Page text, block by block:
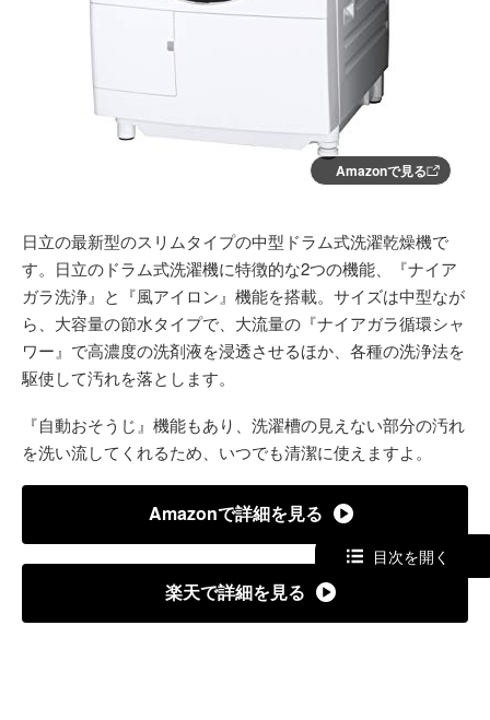
Amazonで見る
日立の最新型のスリムタイプの中型ドラム式洗濯乾燥機で
す。日立のドラム式洗濯機に特徴的な2つの機能、『ナイア
ガラ洗浄』と『風アイロン』機能を搭載。サイズは中型なが
ら、大容量の節水タイプで、大流量の『ナイアガラ循環シャ
ワー』で高濃度の洗剤液を浸透させるほか、各種の洗浄法を
駆使して汚れを落とします。
『自動おそうじ』機能もあり、洗濯槽の見えない部分の汚れ
を洗い流してくれるため、いつでも清潔に使えますよ。
Amazonで詳細を見る
楽天で詳細を見る
目次を開く